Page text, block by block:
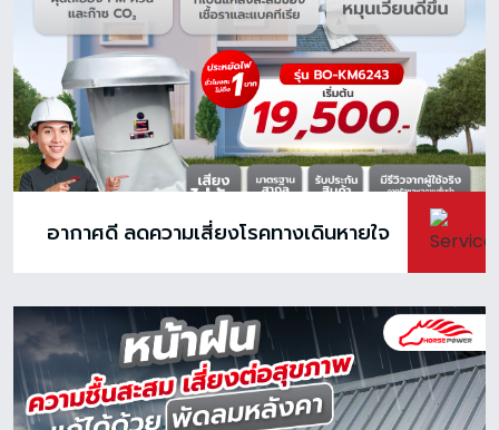
อากาศดี ลดความเสี่ยงโรคทางเดินหายใจ